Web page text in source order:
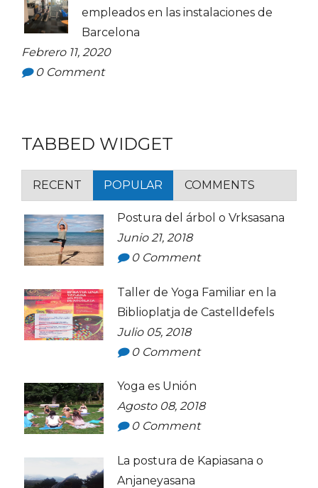
empleados en las instalaciones de
Barcelona
Febrero 11, 2020
0Comment
TABBED WIDGET
RECENT POPULAR COMMENTS
Postura del árbol o Vrksasana
Junio 21, 2018
0Comment
Taller de Yoga Familiar en la
Biblioplatja de Castelldefels
Julio 05, 2018
0Comment
Yoga es Unión
Agosto 08, 2018
0Comment
La postura de Kapiasana o
Anjaneyasana